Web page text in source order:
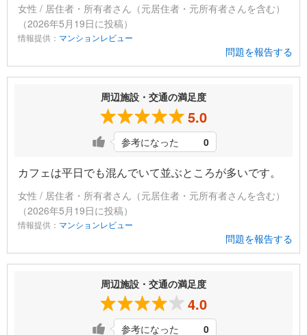
女性 / 居住者・所有者さん（元居住者・元所有者さんを含む）
（2026年5月19日に投稿）
情報提供： マンションレビュー
問題を報告する
周辺施設・交通の満足度
5.0
参考になった 0
カフェは平日でも混んでいて並ぶところが多いです。
女性 / 居住者・所有者さん（元居住者・元所有者さんを含む）
（2026年5月19日に投稿）
情報提供： マンションレビュー
問題を報告する
周辺施設・交通の満足度
4.0
参考になった 0